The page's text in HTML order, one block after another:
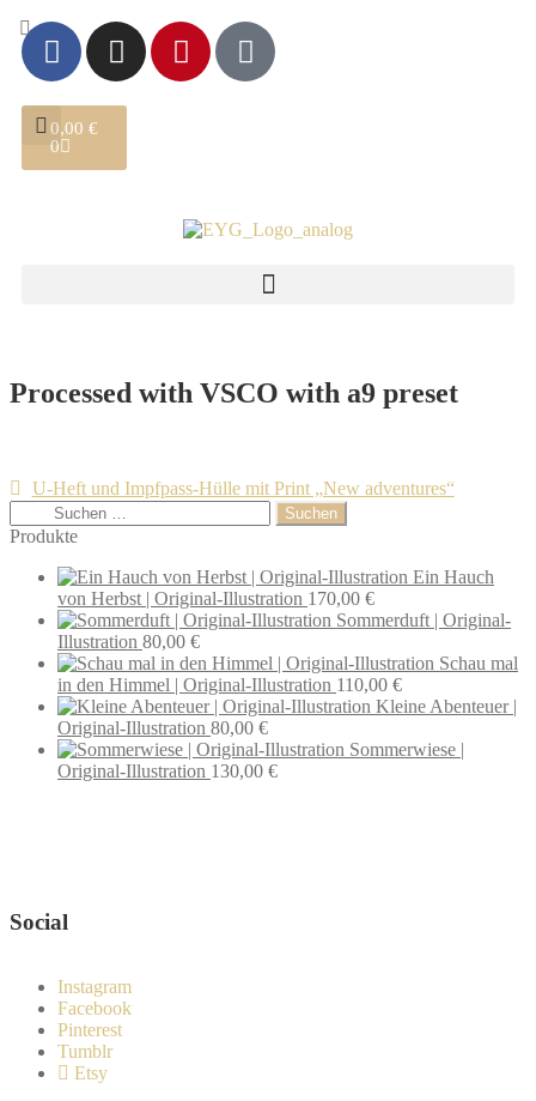
0,00 €
0
Processed with VSCO with a9 preset
U-Heft und Impfpass-Hülle mit Print „New adventures“
Produkte
Ein Hauch
von Herbst | Original-Illustration 170,00 €
Sommerduft | Original-
Illustration 80,00 €
Schau mal
in den Himmel | Original-Illustration 110,00 €
Kleine Abenteuer |
Original-Illustration 80,00 €
Sommerwiese |
Original-Illustration 130,00 €
Social
Instagram
Facebook
Pinterest
Tumblr
Etsy